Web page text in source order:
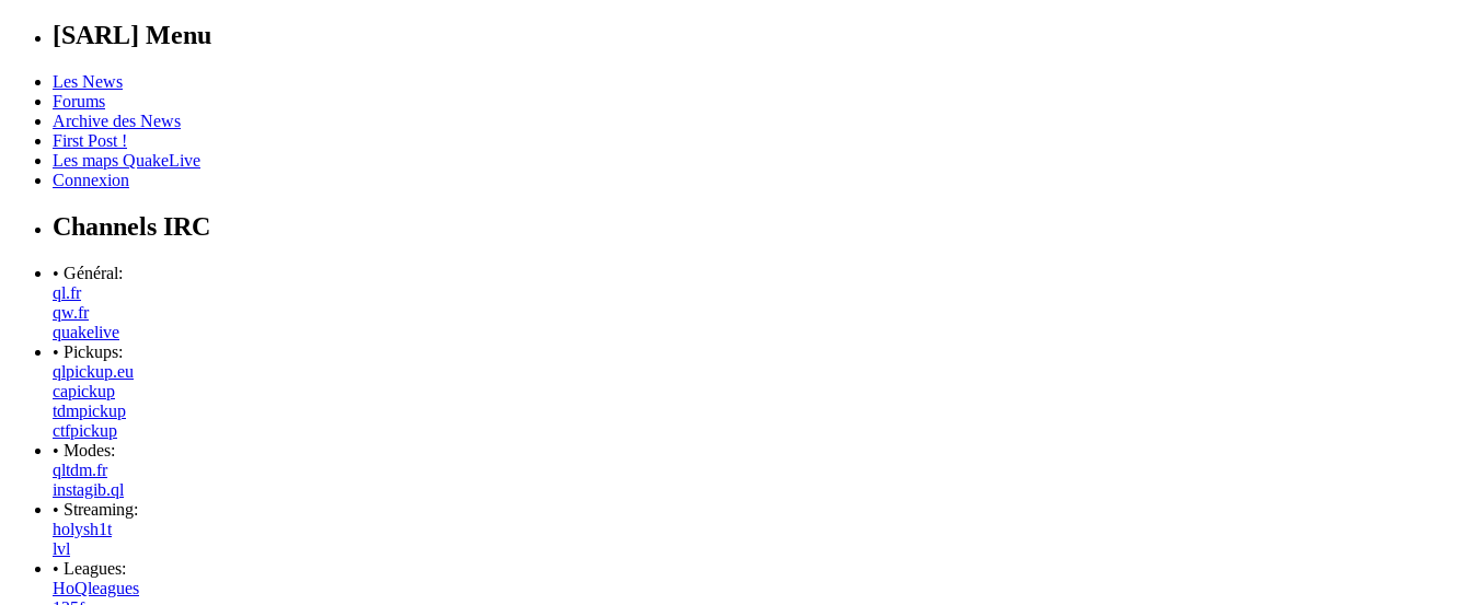
[SARL] Menu
Les News
Forums
Archive des News
First Post !
Les maps QuakeLive
Connexion
Channels IRC
• Général:
ql.fr
qw.fr
quakelive
• Pickups:
qlpickup.eu
capickup
tdmpickup
ctfpickup
• Modes:
qltdm.fr
instagib.ql
• Streaming:
holysh1t
lvl
• Leagues:
HoQleagues